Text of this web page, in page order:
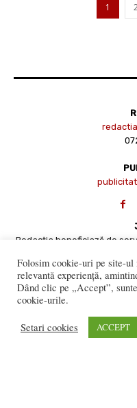
1
Redacția beneficiază de
Folosim cookie-uri pe site-
relevantă experiență,
Dând clic pe „Accept”,
cookie-urile.
Setari cookies ACCEPT